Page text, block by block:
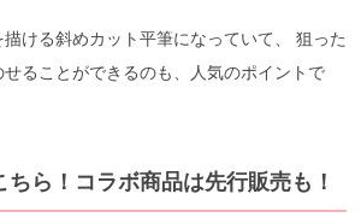
ける斜めカット平筆になっていて、 狙った
ることができるのも、人気のポイントで
ら！コラボ商品は先行販売も！